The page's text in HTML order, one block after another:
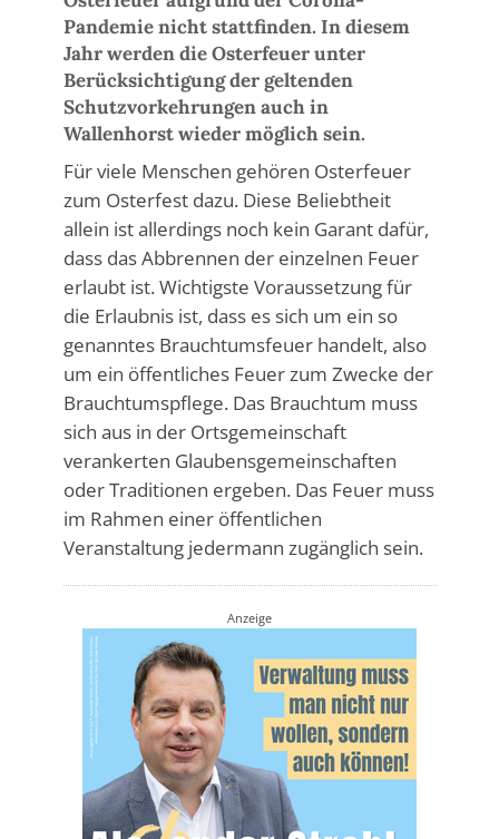
Pandemie nicht stattfinden. In diesem
Jahr werden die Osterfeuer unter
Berücksichtigung der geltenden
Schutzvorkehrungen auch in
Wallenhorst wieder möglich sein.
Für viele Menschen gehören Osterfeuer
zum Osterfest dazu. Diese Beliebtheit
allein ist allerdings noch kein Garant dafür,
dass das Abbrennen der einzelnen Feuer
erlaubt ist. Wichtigste Voraussetzung für
die Erlaubnis ist, dass es sich um ein so
genanntes Brauchtumsfeuer handelt, also
um ein öffentliches Feuer zum Zwecke der
Brauchtumspflege. Das Brauchtum muss
sich aus in der Ortsgemeinschaft
verankerten Glaubensgemeinschaften
oder Traditionen ergeben. Das Feuer muss
im Rahmen einer öffentlichen
Veranstaltung jedermann zugänglich sein.
Anzeige